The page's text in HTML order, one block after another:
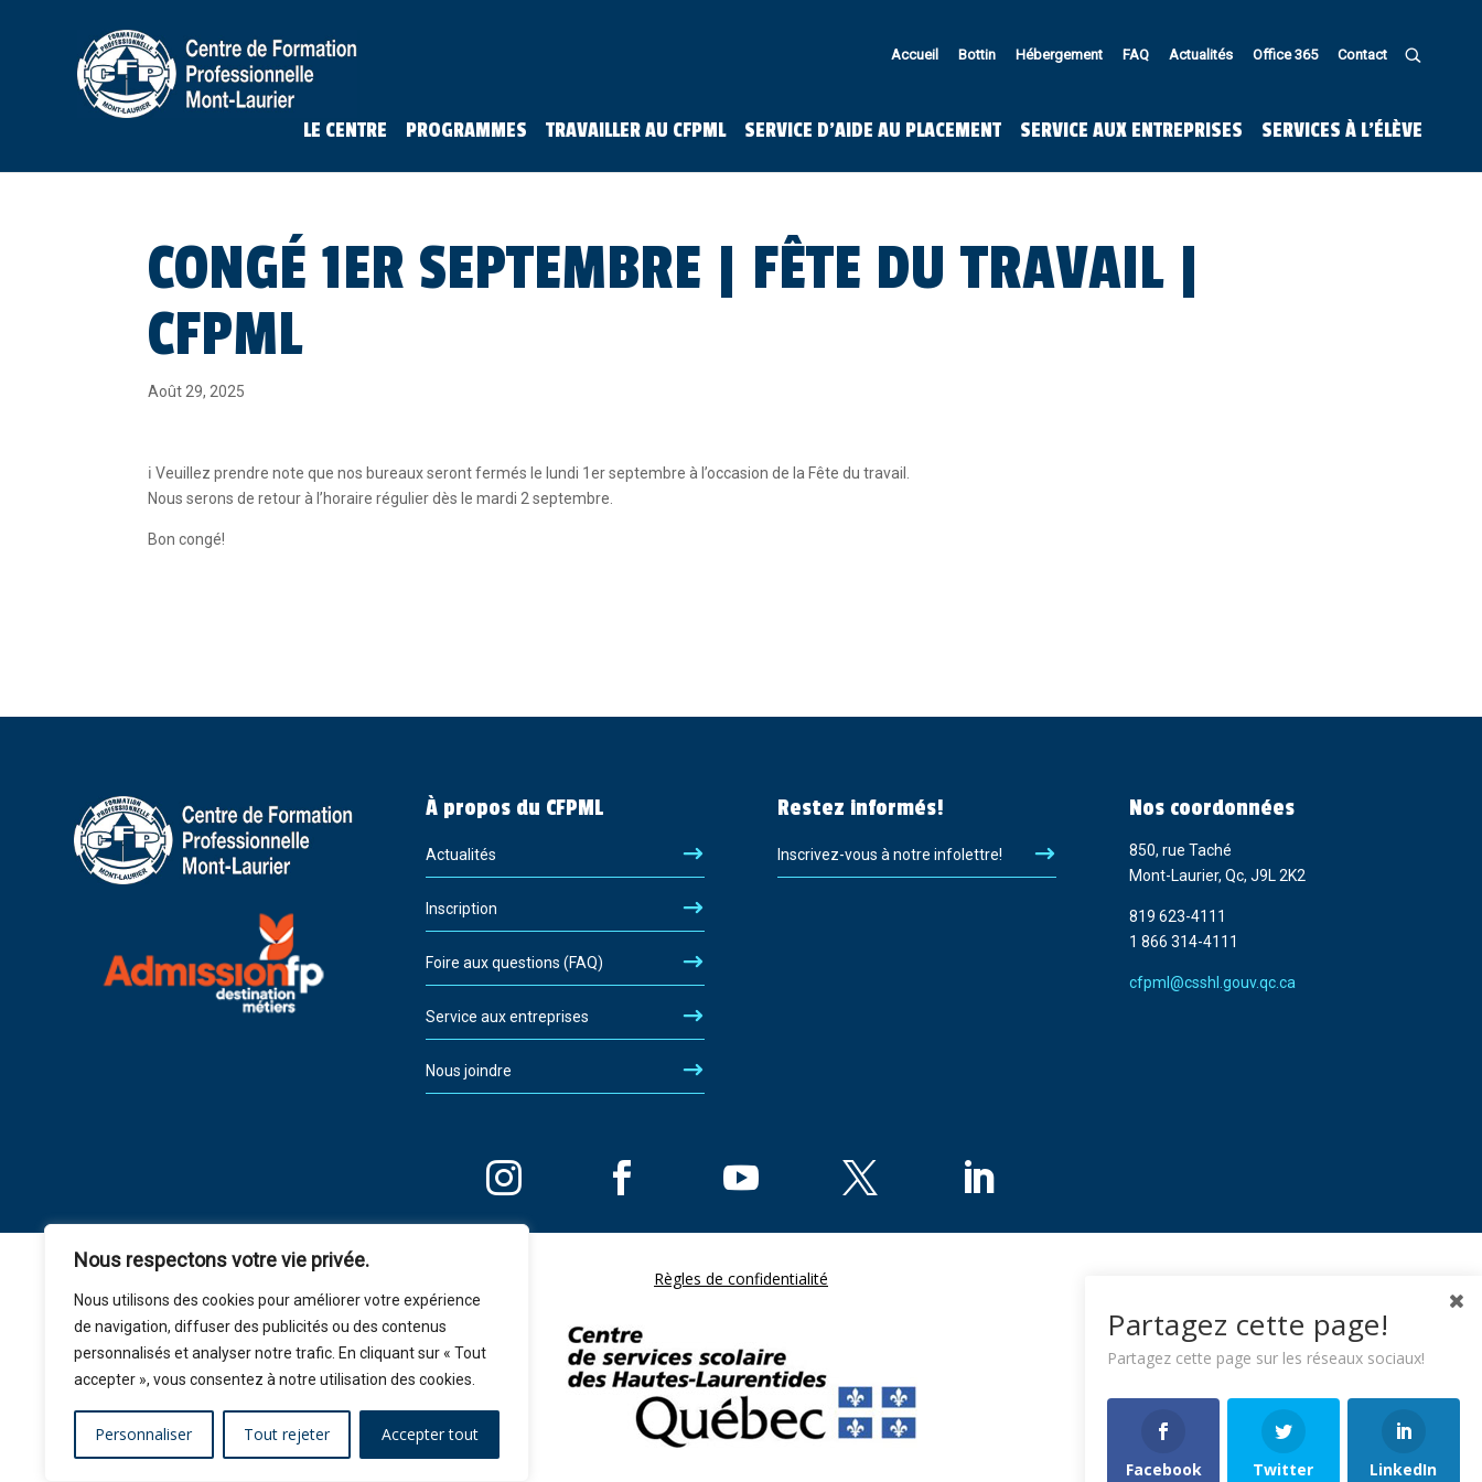
Nous respectons votre vie privée.
Nous utilisons des cookies pour améliorer votre expérience
de navigation, diffuser des publicités ou des contenus
personnalisés et analyser notre trafic. En cliquant sur « Tout
accepter », vous consentez à notre utilisation des cookies.
Personnaliser Tout rejeter Accepter tout
Accueil Bottin Hébergement FAQ Actualités Office 365 Contact U
LE CENTRE PROGRAMMES TRAVAILLER AU CFPML SERVICE D’AIDE AU PLACEMENT SERVICE AUX ENTREPRISES SERVICES À L’ÉLÈVE
CONGÉ 1ER SEPTEMBRE | FÊTE DU TRAVAIL |
CFPML
Août 29, 2025
ℹ️ Veuillez prendre note que nos bureaux seront fermés le lundi 1er septembre à l’occasion de la Fête du travail.
Nous serons de retour à l’horaire régulier dès le mardi 2 septembre.
Bon congé!
À propos du CFPML
Actualités
Inscription
Foire aux questions (FAQ)
Service aux entreprises
Nous joindre
Restez informés!
Inscrivez-vous à notre infolettre!
Nos coordonnées
850, rue Taché
Mont-Laurier, Qc, J9L 2K2
819 623-4111
1 866 314-4111
cfpml@csshl.gouv.qc.ca
Partagez cette page!
Partagez cette page sur les réseaux sociaux!
Facebook Twitter LinkedIn
Règles de confidentialité